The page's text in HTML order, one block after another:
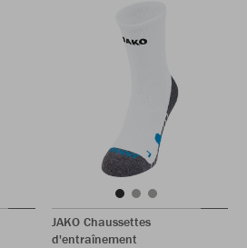
JAKO Chaussettes
d'entraînement